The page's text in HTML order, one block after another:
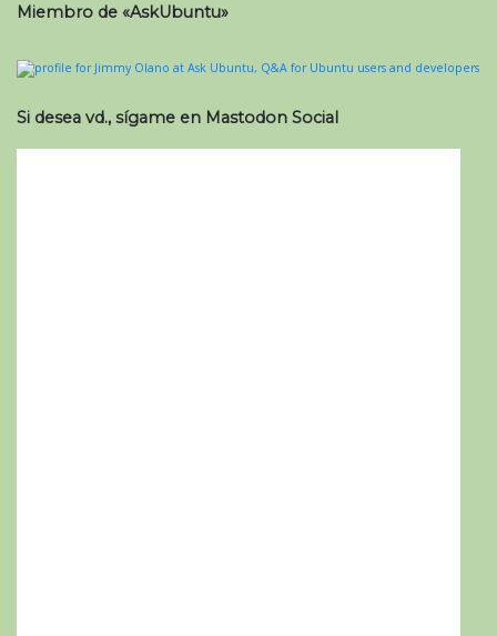
Miembro de «AskUbuntu»
Si desea vd., sígame en Mastodon Social